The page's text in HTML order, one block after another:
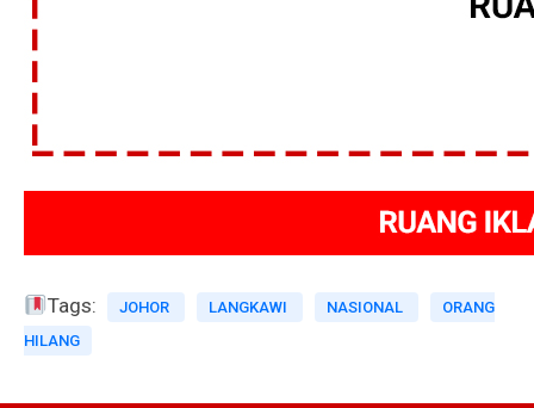
Tags: JOHOR LANGKAWI NASIONAL
ORANG
HILANG